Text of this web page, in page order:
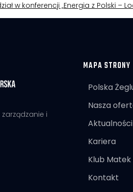
w konferencji „Energia z Polski –
i
MAPA STRONY
Polska
Nasza
Aktualności
Kariera
Klub
Kontakt